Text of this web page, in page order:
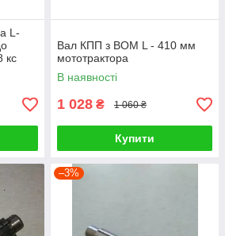
L-
кс
Вал КПП з ВОМ L - 410 мм
мототрактора
В наявності
1 028 ₴ 1 060 ₴
Купити
–3%